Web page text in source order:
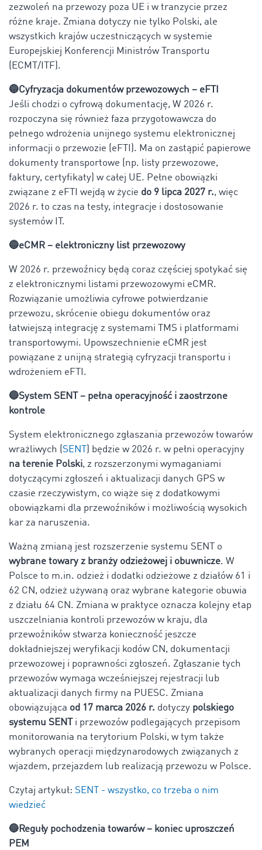
zezwoleń na przewozy poza UE i w tranzycie przez
różne kraje. Zmiana dotyczy nie tylko Polski, ale
wszystkich krajów uczestniczących w systemie
Europejskiej Konferencji Ministrów Transportu
(ECMT/ITF).
🔵Cyfryzacja dokumentów przewozowych – eFTI
Jeśli chodzi o cyfrową dokumentację, W 2026 r.
rozpoczyna się również faza przygotowawcza do
pełnego wdrożenia unijnego systemu elektronicznej
informacji o przewozie (eFTI). Ma on zastąpić papierowe
dokumenty transportowe (np. listy przewozowe,
faktury, certyfikaty) w całej UE. Pełne obowiązki
związane z eFTI wejdą w życie do 9 lipca 2027 r., więc
2026 r. to czas na testy, integracje i dostosowanie
systemów IT.
🔵eCMR – elektroniczny list przewozowy
W 2026 r. przewoźnicy będą coraz częściej spotykać się
z elektronicznymi listami przewozowymi eCMR.
Rozwiązanie umożliwia cyfrowe potwierdzanie
przewozu, skrócenie obiegu dokumentów oraz
łatwiejszą integrację z systemami TMS i platformami
transportowymi. Upowszechnienie eCMR jest
powiązane z unijną strategią cyfryzacji transportu i
wdrożeniem eFTI.
🔵System SENT – pełna operacyjność i zaostrzone
kontrole
System elektronicznego zgłaszania przewozów towarów
wrażliwych ( SENT
) będzie w 2026 r. w pełni operacyjny
na terenie Polski, z rozszerzonymi wymaganiami
dotyczącymi zgłoszeń i aktualizacji danych GPS w
czasie rzeczywistym, co wiąże się z dodatkowymi
obowiązkami dla przewoźników i możliwością wysokich
kar za naruszenia.
Ważną zmianą jest rozszerzenie systemu SENT o
wybrane towary z branży odzieżowej i obuwnicze. W
Polsce to m.in. odzież i dodatki odzieżowe z działów 61 i
62 CN, odzież używaną oraz wybrane kategorie obuwia
z działu 64 CN. Zmiana w praktyce oznacza kolejny etap
uszczelniania kontroli przewozów w kraju, dla
przewoźników stwarza konieczność jeszcze
dokładniejszej weryfikacji kodów CN, dokumentacji
przewozowej i poprawności zgłoszeń. Zgłaszanie tych
przewozów wymaga wcześniejszej rejestracji lub
aktualizacji danych firmy na PUESC. Zmiana
obowiązująca od 17 marca 2026 r. dotyczy polskiego
systemu SENT
i przewozów podlegających przepisom
monitorowania na terytorium Polski, w tym także
wybranych operacji międzynarodowych związanych z
wjazdem, przejazdem lub realizacją przewozu w Polsce.
Czytaj artykuł: SENT - wszystko, co trzeba o nim
wiedzieć
🔵Reguły pochodzenia towarów – koniec uproszczeń
PEM